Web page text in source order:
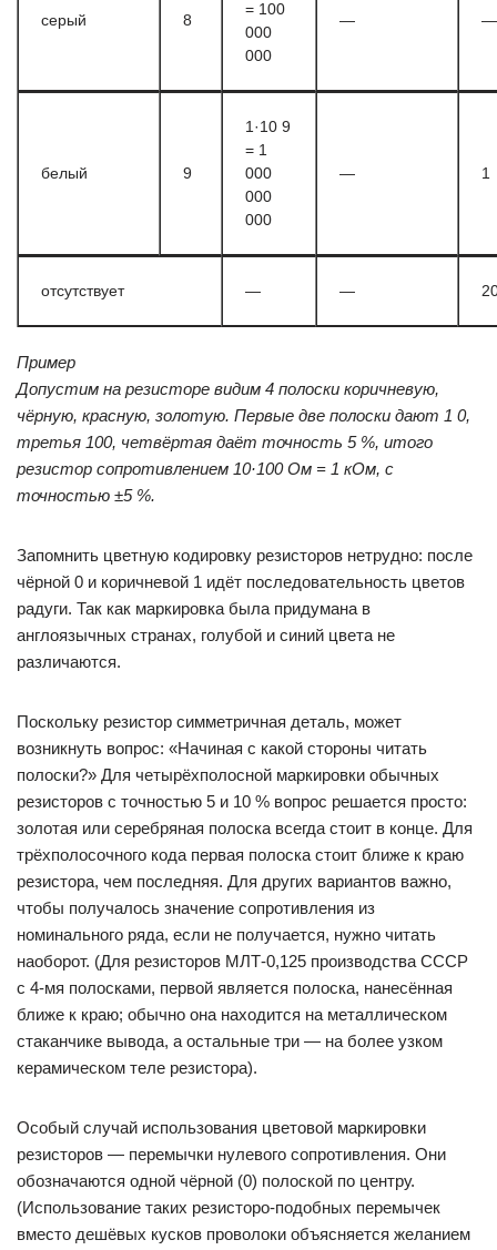
серый 8
= 100
000
000
— —
белый 9
1·10 9
= 1
000
000
000
— 1
отсутствует — —
Пример
Допустим на резисторе видим 4 полоски коричневую,
чёрную, красную, золотую. Первые две полоски дают 1 0,
третья 100, четвёртая даёт точность 5 %, итого
резистор сопротивлением 10·100 Ом = 1 кОм, с
точностью ±5 %.
Запомнить цветную кодировку резисторов нетрудно: после
чёрной 0 и коричневой 1 идёт последовательность цветов
радуги. Так как маркировка была придумана в
англоязычных странах, голубой и синий цвета не
различаются.
Поскольку резистор симметричная деталь, может
возникнуть вопрос: «Начиная с какой стороны читать
полоски?» Для четырёхполосной маркировки обычных
резисторов с точностью 5 и 10 % вопрос решается просто:
золотая или серебряная полоска всегда стоит в конце. Для
трёхполосочного кода первая полоска стоит ближе к краю
резистора, чем последняя. Для других вариантов важно,
чтобы получалось значение сопротивления из
номинального ряда, если не получается, нужно читать
наоборот. (Для резисторов МЛТ-0,125 производства СССР
с 4-мя полосками, первой является полоска, нанесённая
ближе к краю; обычно она находится на металлическом
стаканчике вывода, а остальные три — на более узком
керамическом теле резистора).
Особый случай использования цветовой маркировки
резисторов — перемычки нулевого сопротивления. Они
обозначаются одной чёрной (0) полоской по центру.
(Использование таких резисторо-подобных перемычек
вместо дешёвых кусков проволоки объясняется желанием